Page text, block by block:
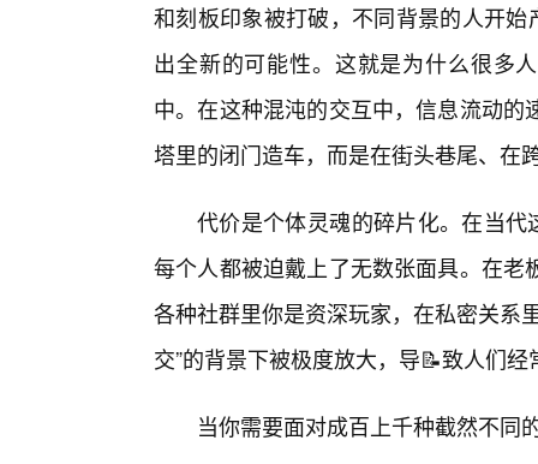
和刻板印象被打破，不同背景的人开
出全新的可能性。这就是为什么很多
中。在这种混沌的交互中，信息流动
塔里的闭门造车，而是在街头巷尾、在
代价是个体灵魂的碎片化。在当代
每个人都被迫戴上了无数张面具。在
各种社群里你是资深玩家，在私密关系
交”的背景下被极度放大，导📝致人们经
当你需要面对成百上千种截然不同